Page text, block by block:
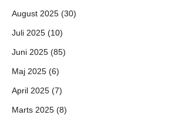
August 2025 (30)
Juli 2025 (10)
Juni 2025 (85)
Maj 2025 (6)
April 2025 (7)
Marts 2025 (8)